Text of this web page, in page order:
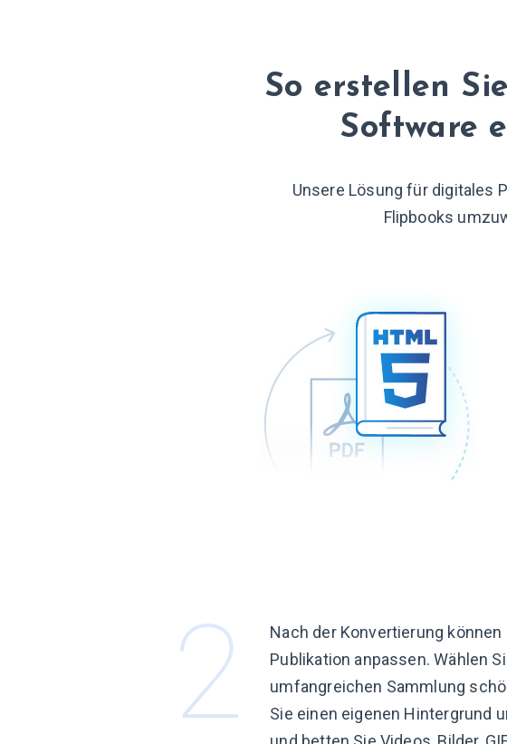
So erstellen
Software
Unsere Lösung für digitales
Flipbooks
Nach der Konvertierung können
Publikation anpassen. Wählen
umfangreichen Sammlung
Sie einen eigenen Hintergrund